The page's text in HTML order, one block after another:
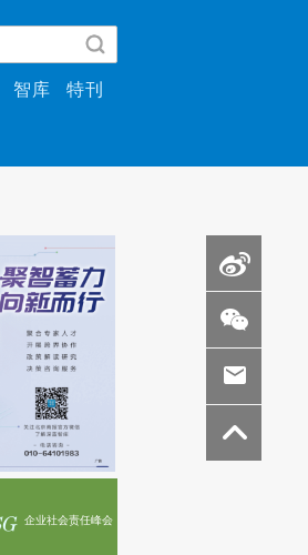
智库 特刊
企业社会责任峰会